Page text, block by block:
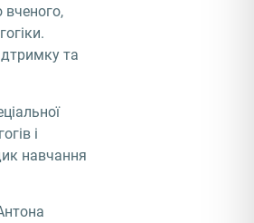
вченого,
та
і
навчання